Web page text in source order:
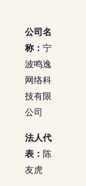
公司名
称： 宁
波鸣逸
网络科
技有限
公司
法人代
表： 陈
友虎